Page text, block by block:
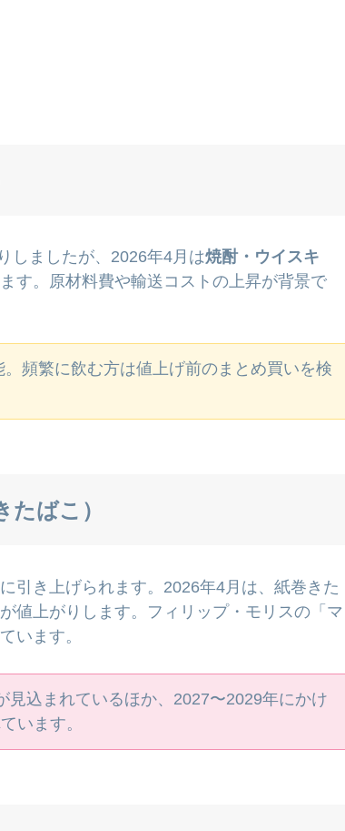
しましたが、2026年4月は焼酎・ウイスキ
す。原材料費や輸送コストの上昇が背景で
頻繁に飲む方は値上げ前のまとめ買いを検
ばこ）
引き上げられます。2026年4月は、紙巻きた
が値上がりします。フィリップ・モリスの「マ
います。
見込まれているほか、2027〜2029年にかけ
います。